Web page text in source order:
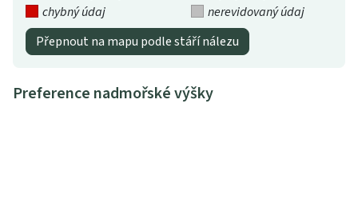
chybný údaj
nerevidovaný údaj
Přepnout na mapu podle stáří nálezu
Preference nadmořské výšky